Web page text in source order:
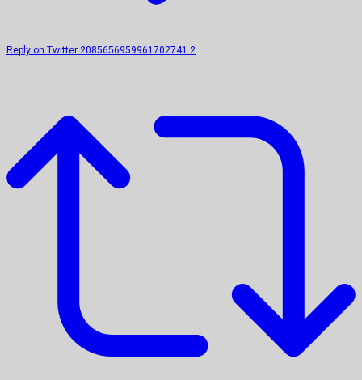
Reply on Twitter 2085656959961702741 2